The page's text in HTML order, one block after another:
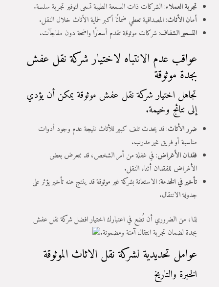
تجربة العملاء: الشركات ذات السمعة الطيبة تسعى لتوفير تجربة سلسة.
أمان الأثاث: المصداقية تعطي ضمانًا أكبر لحماية الأثاث خلال النقل.
التسعير الشفاف: شركات موثوقة تقدم أسعارًا واضحة دون مفاجآت.
عواقب عدم الانتباه لاختيار شركة نقل عفش
بجدة موثوقة
تجاهل اختيار شركة نقل عفش موثوقة يمكن أن يؤدي
إلى نتائج وخيمة.
ضرر الأثاث: قد يحدث تلف كبير للأثاث نتيجة عدم وجود أدوات
مناسبة أو فريق غير مدرب.
فقدان الأغراض: في غفلة من أمر الشخص، قد تتعرض بعض
الأغراض للفقدان أثناء النقل.
تأخير في الخدمة: الاستعانة بشركة غير موثوقة قد ينتج عنه تأخير يؤثر على
جدولة الانتقال.
لذا، من الضروري أن تُضع في اعتبارك اختيار افضل شركة نقل عفش
بجدة لضمان تجربة انتقال آمنة ومضمونة.
عوامل تحديدية لشركة نقل الاثاث الموثوقة
الخبرة والتاريخ